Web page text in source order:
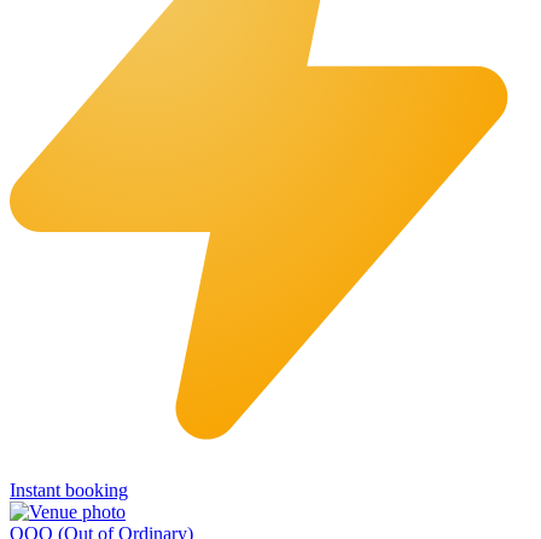
Instant booking
OOO (Out of Ordinary)